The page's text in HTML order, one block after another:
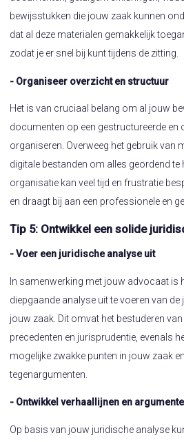
bewijsstukken die jouw zaak kunnen
dat al deze materialen gemakkelijk
zodat je er snel bij kunt tijdens de zitting.
- Organiseer overzicht en structuur
Het is van cruciaal belang om al jouw
documenten op een gestructureerde en
organiseren. Overweeg het gebruik van
digitale bestanden om alles geordend te
organisatie kan veel tijd en frustratie
en draagt bij aan een professionele en
Tip 5: Ontwikkel een solide
- Voer een juridische analyse uit
In samenwerking met jouw advocaat is
diepgaande analyse uit te voeren van
jouw zaak. Dit omvat het bestuderen van
precedenten en jurisprudentie, evenals
mogelijke zwakke punten in jouw zaak
tegenargumenten.
- Ontwikkel verhaallijnen en
Op basis van jouw juridische analyse